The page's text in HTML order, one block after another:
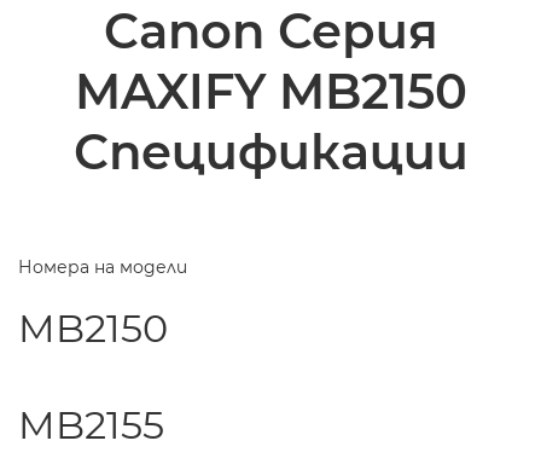
Canon Серия
MAXIFY MB2150
Спецификации
Номера на модели
MB2150
MB2155